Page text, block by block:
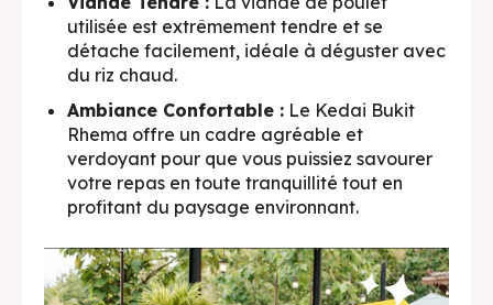
utilisée est extrêmement tendre et se
détache facilement, idéale à déguster avec
du riz chaud.
Ambiance Confortable : Le Kedai Bukit
Rhema offre un cadre agréable et
verdoyant pour que vous puissiez savourer
votre repas en toute tranquillité tout en
profitant du paysage environnant.